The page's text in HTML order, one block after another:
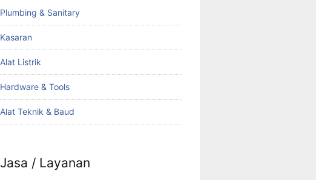
Plumbing & Sanitary
Kasaran
Alat Listrik
Hardware & Tools
Alat Teknik & Baud
Jasa / Layanan